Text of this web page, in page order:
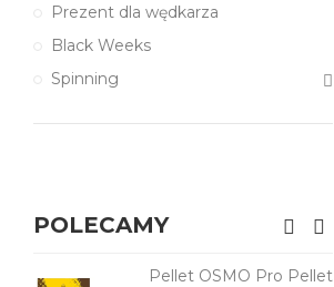
Prezent dla wędkarza
Black Weeks
Spinning
POLECAMY
Pellet OSMO Pro Pellet